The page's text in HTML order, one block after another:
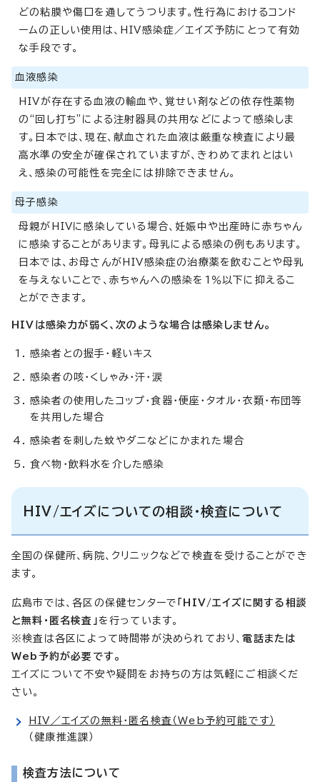
どの粘膜や傷口を通してうつります。性行為におけるコンド
ームの正しい使用は、HIV感染症／エイズ予防にとって有効
な手段です。
血液感染
HIVが存在する血液の輸血や、覚せい剤などの依存性薬物
の“回し打ち”による注射器具の共用などによって感染しま
す。日本では、現在、献血された血液は厳重な検査により最
高水準の安全が確保されていますが、きわめてまれとはい
え、感染の可能性を完全には排除できません。
母子感染
母親がHIVに感染している場合、妊娠中や出産時に赤ちゃん
に感染することがあります。母乳による感染の例もあります。
日本では、お母さんがHIV感染症の治療薬を飲むことや母乳
を与えないことで、赤ちゃんへの感染を1％以下に抑えるこ
とができます。
HIVは感染力が弱く、次のような場合は感染しません。
感染者との握手・軽いキス
感染者の咳・くしゃみ・汗・涙
感染者の使用したコップ・食器・便座・タオル・衣類・布団等
を共用した場合
感染者を刺した蚊やダニなどにかまれた場合
食べ物・飲料水を介した感染
HIV/エイズについての相談・検査について
全国の保健所、病院、クリニックなどで検査を受けることができ
ます。
広島市では、各区の保健センターで 「HIV/エイズに関する相談
と無料・匿名検査」 を行っています。
※検査は各区によって時間帯が決められており、電話または
Web予約が必要です。
エイズについて不安や疑問をお持ちの方は気軽にご相談くだ
さい。
HIV／エイズの無料・匿名検査（Web予約可能です）
（健康推進課）
検査方法について